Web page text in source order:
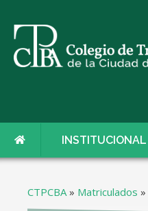
INSTITUCIONAL
CTPCBA» Matriculados »